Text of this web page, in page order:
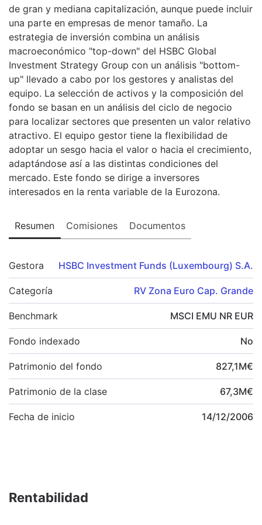
de gran y mediana capitalización, aunque puede incluir
una parte en empresas de menor tamaño. La
estrategia de inversión combina un análisis
macroeconómico "top-down" del HSBC Global
Investment Strategy Group con un análisis "bottom-
up" llevado a cabo por los gestores y analistas del
equipo. La selección de activos y la composición del
fondo se basan en un análisis del ciclo de negocio
para localizar sectores que presenten un valor relativo
atractivo. El equipo gestor tiene la flexibilidad de
adoptar un sesgo hacia el valor o hacia el crecimiento,
adaptándose así a las distintas condiciones del
mercado. Este fondo se dirige a inversores
interesados en la renta variable de la Eurozona.
Resumen Comisiones Documentos
Gestora HSBC Investment Funds (Luxembourg) S.A.
Categoría RV Zona Euro Cap. Grande
Benchmark MSCI EMU NR EUR
Fondo indexado No
Patrimonio del fondo 827,1M€
Patrimonio de la clase 67,3M€
Fecha de inicio 14/12/2006
Rentabilidad